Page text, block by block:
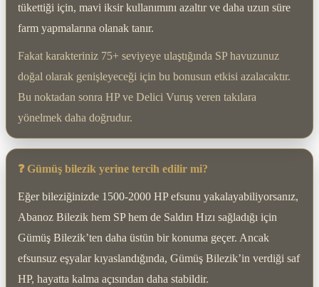
tükettiği için, mavi iksir kullanımını azaltır ve daha uzun süre
farm yapmalarına olanak tanır.
Fakat karakteriniz 75+ seviyeye ulaştığında SP havuzunuz
doğal olarak genişleyeceği için bu bonusun etkisi azalacaktır.
Bu noktadan sonra HP ve Delici Vuruş veren takılara
yönelmek daha doğrudur.
❓ Gümüş bilezik yerine tercih edilir mi?
Eğer bileziğinizde 1500-2000 HP efsunu yakalayabiliyorsanız,
Abanoz Bilezik hem SP hem de Saldırı Hızı sağladığı için
Gümüş Bilezik’ten daha üstün bir konuma geçer. Ancak
efsunsuz eşyalar kıyaslandığında, Gümüş Bilezik’in verdiği saf
HP, hayatta kalma açısından daha stabildir.